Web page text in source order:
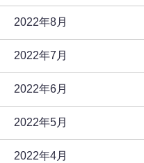
2022年8月
2022年7月
2022年6月
2022年5月
2022年4月